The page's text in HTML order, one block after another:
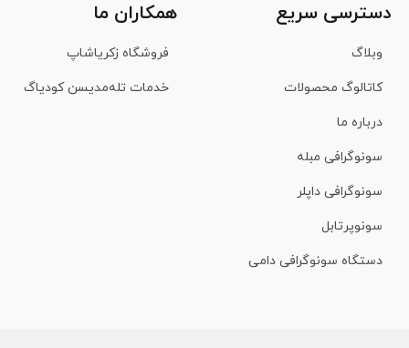
دسترسی سریع
وبلاگ
کاتالوگ محصولات
درباره ما
سونوگرافی مبله
سونوگرافی داپلر
سونوپرتابل
دستگاه سونوگرافی دامی
همکاران ما
فروشگاه زکریاشاپ
خدمات تله‌مدیسن کودیاگ